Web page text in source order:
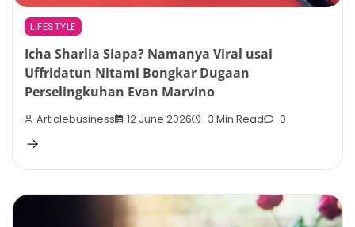
LIFESTYLE
Icha Sharlia Siapa? Namanya Viral usai
Uffridatun Nitami Bongkar Dugaan
Perselingkuhan Evan Marvino
Articlebusiness 12 June 2026 3 Min Read 0